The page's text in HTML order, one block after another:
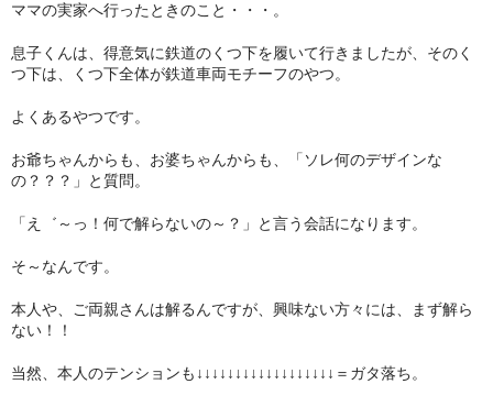
ランチグッズ
カバン
ふとんでクッション
春夏物
ママの実家へ行ったときのこと・・・。
息子くんは、得意気に鉄道のくつ下を履いて行きましたが、そのく
つ下は、くつ下全体が鉄道車両モチーフのやつ。
よくあるやつです。
お爺ちゃんからも、お婆ちゃんからも、「ソレ何のデザインな
の？？？」と質問。
「え゛～っ！何で解らないの～？」と言う会話になります。
そ～なんです。
本人や、ご両親さんは解るんですが、興味ない方々には、まず解ら
ない！！
当然、本人のテンションも↓↓↓↓↓↓↓↓↓↓↓↓↓↓↓↓↓↓＝ガタ落ち。